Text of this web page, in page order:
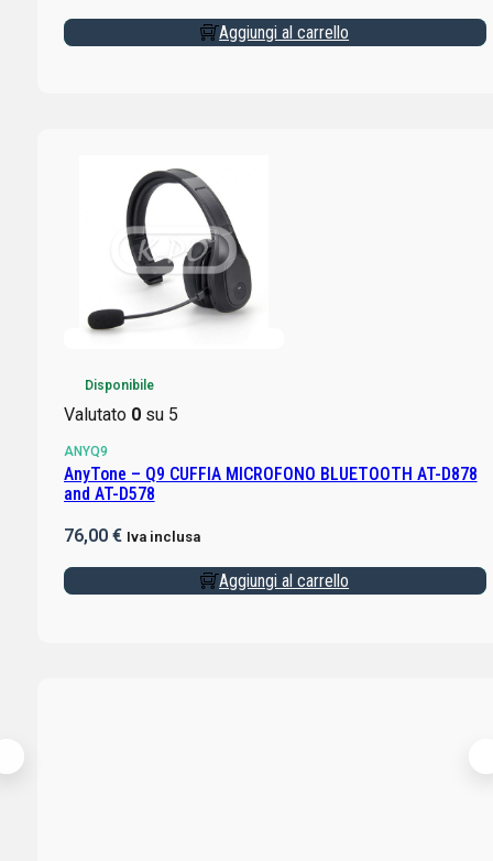
Aggiungi al carrello
Disponibile
Valutato 0su 5
ANYQ9
AnyTone – Q9 CUFFIA MICROFONO BLUETOOTH AT-D878
and AT-D578
76,00 € Iva inclusa
Aggiungi al carrello